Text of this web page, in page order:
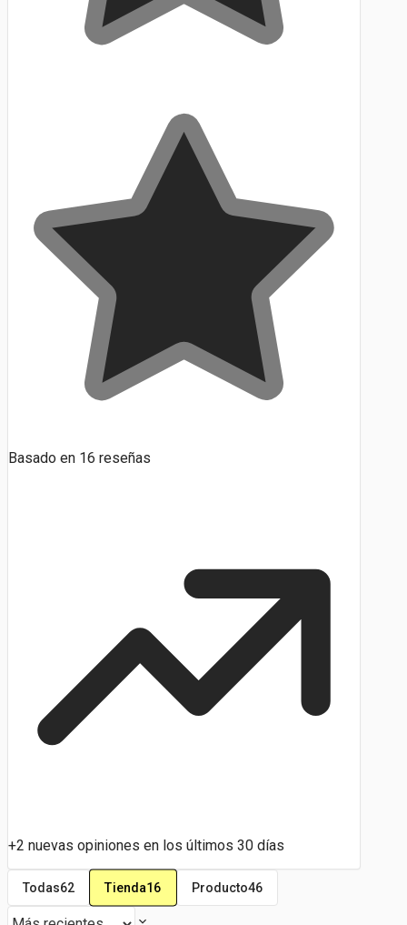
Basado en 16 reseñas
+2 nuevas opiniones en los últimos 30 días
Todas62 Tienda16 Producto46